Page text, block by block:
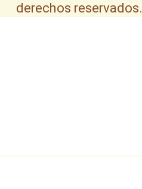
derechos reservados.